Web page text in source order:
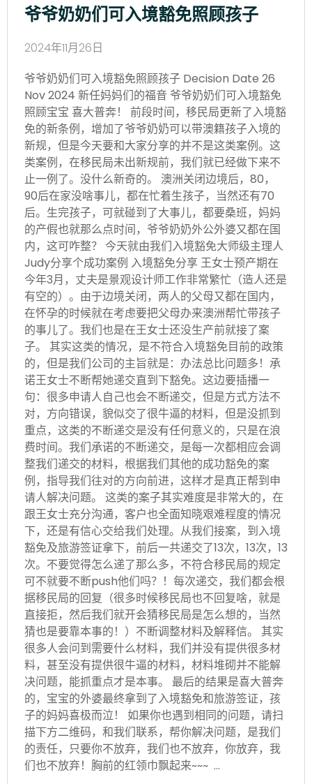
爷爷奶奶们可入境豁免照顾孩子
2024年11月26日
爷爷奶奶们可入境豁免照顾孩子 Decision Date 26
Nov 2024 新任妈妈们的福音 爷爷奶奶们可入境豁免
照顾宝宝 喜大普奔！ 前段时间，移民局更新了入境豁
免的新条例，增加了爷爷奶奶可以带澳籍孩子入境的
新规，但是今天要和大家分享的并不是这类案例。这
类案例，在移民局未出新规前，我们就已经做下来不
止一例了。没什么新奇的。 澳洲关闭边境后，80，
90后在家没啥事儿，都在忙着生孩子，当然还有70
后。生完孩子，可就碰到了大事儿，都要桑班，妈妈
的产假也就那么点时间，爷爷奶奶外公外婆又都在国
内，这可咋整？ 今天就由我们入境豁免大师级主理人
Judy分享个成功案例 入境豁免分享 王女士预产期在
今年3月，丈夫是景观设计师工作非常繁忙（造人还是
有空的）。由于边境关闭，两人的父母又都在国内，
在怀孕的时候就在考虑要把父母办来澳洲帮忙带孩子
的事儿了。我们也是在王女士还没生产前就接了案
子。 其实这类的情况，是不符合入境豁免目前的政策
的，但是我们公司的主旨就是：办法总比问题多！承
诺王女士不断帮她递交直到下豁免。这边要插播一
句：很多申请人自己也会不断递交，但是方式方法不
对，方向错误，貌似交了很牛逼的材料，但是没抓到
重点，这类的不断递交是没有任何意义的，只是在浪
费时间。我们承诺的不断递交，是每一次都相应会调
整我们递交的材料，根据我们其他的成功豁免的案
例，指导我们往对的方向前进，这样才是真正帮到申
请人解决问题。 这类的案子其实难度是非常大的，在
跟王女士充分沟通，客户也全面知晓艰难程度的情况
下，还是有信心交给我们处理。从我们接案，到入境
豁免及旅游签证拿下，前后一共递交了13次，13次，13
次。不要觉得怎么递了那么多，不符合移民局的规定
可不就要不断push他们吗？！每次递交，我们都会根
据移民局的回复（很多时候移民局也不回复啥，就是
直接拒，然后我们就开会猜移民局是怎么想的，当然
猜也是要靠本事的！）不断调整材料及解释信。 其实
很多人会问到需要什么材料，我们并没有提供很多材
料，甚至没有提供很牛逼的材料，材料堆砌并不能解
决问题，能抓重点才是本事。 最后的结果是喜大普奔
的，宝宝的外婆最终拿到了入境豁免和旅游签证，孩
子的妈妈喜极而泣！ 如果你也遇到相同的问题，请扫
描下方二维码，和我们联系，帮你解决问题，是我们
的责任，只要你不放弃，我们也不放弃，你放弃，我
们也不放弃！胸前的红领巾飘起来~~~ …